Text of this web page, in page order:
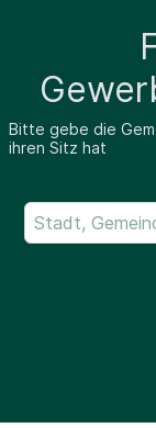
Bitte gebe die
ihren Sitz hat